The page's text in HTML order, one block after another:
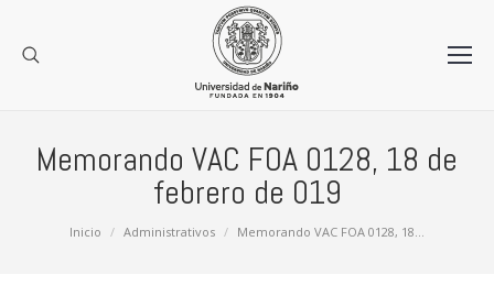
Memorando VAC FOA 0128, 18 de
febrero de 019
Estás aquí:
Inicio Administrativos Memorando VAC FOA 0128, 18…